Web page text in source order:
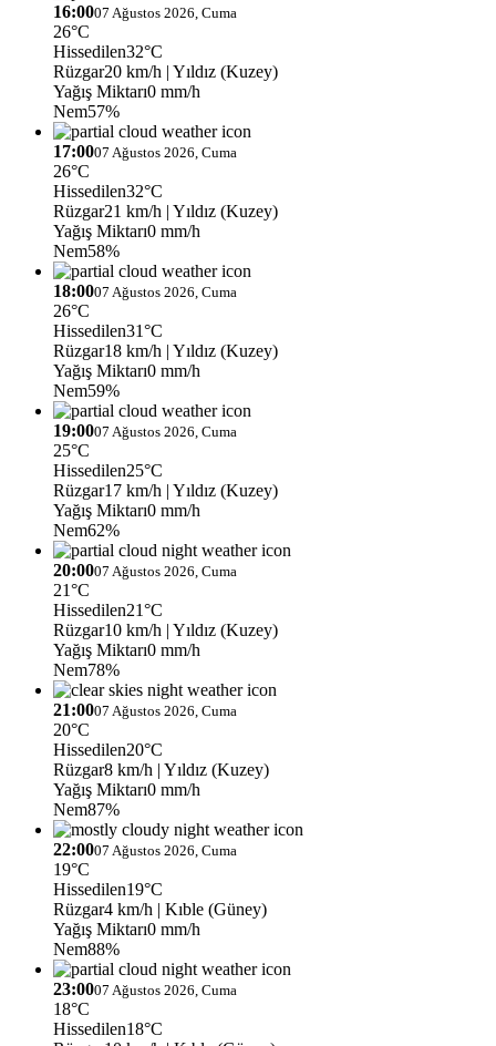
16:0007 Ağustos 2026, Cuma
26°C
Hissedilen32°C
Rüzgar20 km/h | Yıldız (Kuzey)
Yağış Miktarı0 mm/h
Nem57%
17:0007 Ağustos 2026, Cuma
26°C
Hissedilen32°C
Rüzgar21 km/h | Yıldız (Kuzey)
Yağış Miktarı0 mm/h
Nem58%
18:0007 Ağustos 2026, Cuma
26°C
Hissedilen31°C
Rüzgar18 km/h | Yıldız (Kuzey)
Yağış Miktarı0 mm/h
Nem59%
19:0007 Ağustos 2026, Cuma
25°C
Hissedilen25°C
Rüzgar17 km/h | Yıldız (Kuzey)
Yağış Miktarı0 mm/h
Nem62%
20:0007 Ağustos 2026, Cuma
21°C
Hissedilen21°C
Rüzgar10 km/h | Yıldız (Kuzey)
Yağış Miktarı0 mm/h
Nem78%
21:0007 Ağustos 2026, Cuma
20°C
Hissedilen20°C
Rüzgar8 km/h | Yıldız (Kuzey)
Yağış Miktarı0 mm/h
Nem87%
22:0007 Ağustos 2026, Cuma
19°C
Hissedilen19°C
Rüzgar4 km/h | Kıble (Güney)
Yağış Miktarı0 mm/h
Nem88%
23:0007 Ağustos 2026, Cuma
18°C
Hissedilen18°C